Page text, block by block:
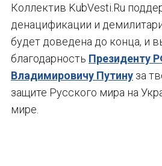
Коллектив KubVesti.Ru
денацификации и
будет доведена до конца, и
благодарность Президенту
Владимировичу Путину за
защите Русского мира на
мире.